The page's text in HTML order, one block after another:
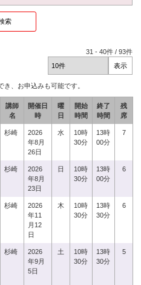
31 -40件 /93件
、お申込みも可能です。
講師
名
開催日
時
曜
日
開始
時間
終了
時間
残
席
杉崎
2026
年8月
26日
水
10時
30分
13時
00分
7
杉崎
2026
年8月
23日
日
10時
30分
13時
00分
6
杉崎
2026
年11
月12
日
木
10時
30分
13時
30分
6
杉崎
2026
年9月
5日
土
10時
30分
13時
30分
5